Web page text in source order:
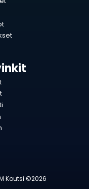
Koutsi ©2026